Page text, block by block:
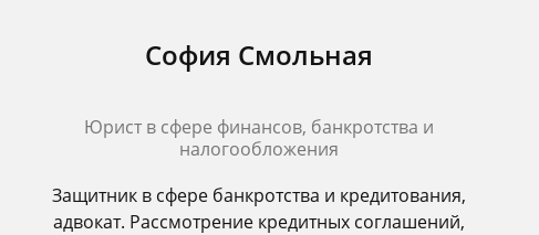
София Смольная
Юрист в сфере финансов, банкротства и
налогообложения
Защитник в сфере банкротства и кредитования,
адвокат. Рассмотрение кредитных соглашений,